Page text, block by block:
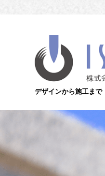
デザインから施工ま